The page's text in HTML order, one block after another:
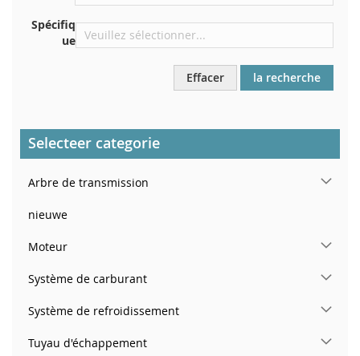
Spécifiq
ue
Effacer la recherche
Selecteer categorie
Arbre de transmission
nieuwe
Moteur
Système de carburant
Système de refroidissement
Tuyau d'échappement